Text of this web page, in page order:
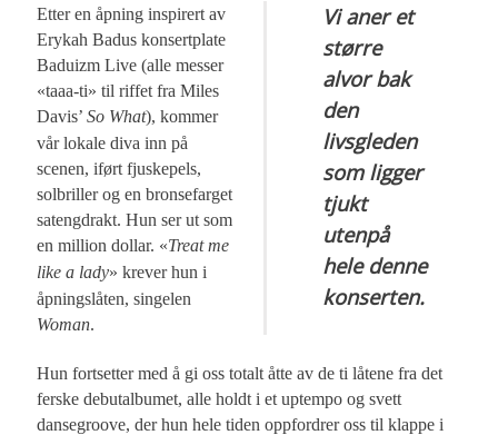
Vi aner et
større
alvor bak
den
livsgleden
som ligger
tjukt
utenpå
hele denne
konserten.
Etter en åpning inspirert av
Erykah Badus konsertplate
Baduizm Live (alle messer
«taaa-ti» til riffet fra Miles
Davis’So What), kommer
vår lokale diva inn på
scenen, iført fjuskepels,
solbriller og en bronsefarget
satengdrakt. Hun ser ut som
en million dollar. «Treat me
like a lady» krever hun i
åpningslåten, singelen
Woman.
Hun fortsetter med å gi oss totalt åtte av de ti låtene fra det
ferske debutalbumet, alle holdt i et uptempo og svett
dansegroove, der hun hele tiden oppfordrer oss til klappe i